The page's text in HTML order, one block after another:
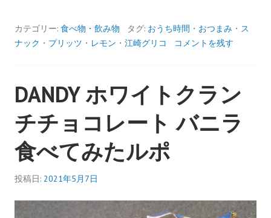
カテゴリー: 食べ物・飲み物 タグ: おうち時間 ・ おつまみ ・ ス
ナック ・ プリッツ ・ レモン ・ 江崎グリコ コメントを残す
DANDY ホワイトクラン
チチョコレート バニラ
食べてみたルポ
投稿日: 2021年5月7日